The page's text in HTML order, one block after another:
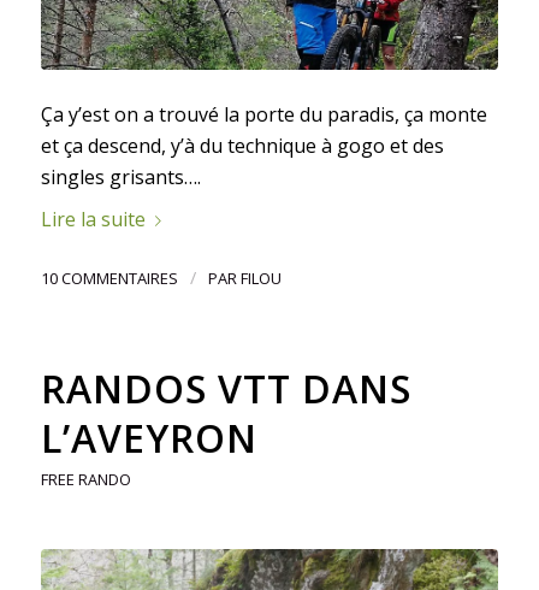
Ça y’est on a trouvé la porte du paradis, ça monte
et ça descend, y’à du technique à gogo et des
singles grisants….
Lire la suite
10 COMMENTAIRES / PARFILOU
RANDOS VTT DANS
L’AVEYRON
FREE RANDO